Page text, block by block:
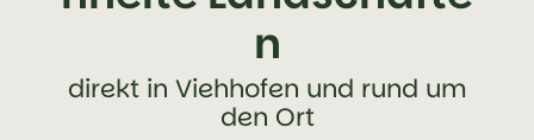
n
direkt in Viehhofen und rund um
den Ort